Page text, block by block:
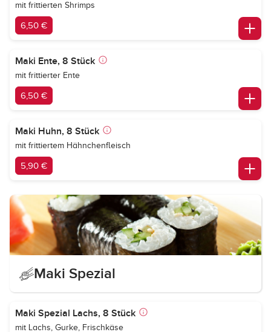
mit frittierten Shrimps
6,50 €
Maki Ente, 8 Stück
mit frittierter Ente
6,50 €
Maki Huhn, 8 Stück
mit frittiertem Hähnchenfleisch
5,90 €
Maki Spezial
Maki Spezial Lachs, 8 Stück
mit Lachs, Gurke, Frischkäse